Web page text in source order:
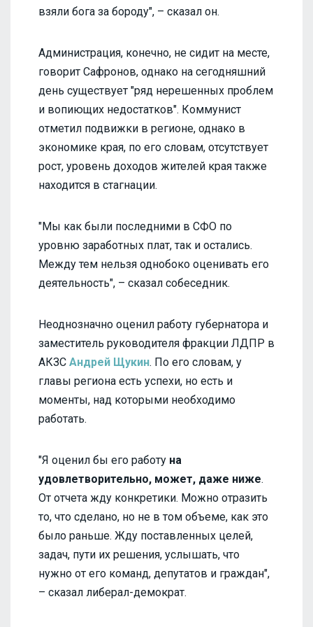
взяли бога за бороду", – сказал он.
Администрация, конечно, не сидит на месте,
говорит Сафронов, однако на сегодняшний
день существует "ряд нерешенных проблем
и вопиющих недостатков". Коммунист
отметил подвижки в регионе, однако в
экономике края, по его словам, отсутствует
рост, уровень доходов жителей края также
находится в стагнации.
"Мы как были последними в СФО по
уровню заработных плат, так и остались.
Между тем нельзя однобоко оценивать его
деятельность", – сказал собеседник.
Неоднозначно оценил работу губернатора и
заместитель руководителя фракции ЛДПР в
АКЗС Андрей Щукин. По его словам, у
главы региона есть успехи, но есть и
моменты, над которыми необходимо
работать.
"Я оценил бы его работу на
удовлетворительно, может, даже ниже.
От отчета жду конкретики. Можно отразить
то, что сделано, но не в том объеме, как это
было раньше. Жду поставленных целей,
задач, пути их решения, услышать, что
нужно от его команд, депутатов и граждан",
– сказал либерал-демократ.